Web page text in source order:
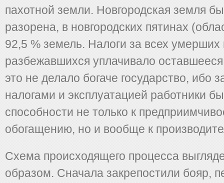
пахотной земли. Новгородская земля
разорена, в новгородских пятинах
92,5 % земель. Налоги за всех умерших
разбежавшихся уплачивало
это не делало богаче государство, ибо
налогами и эксплуатацией работники
способности не только к
обогащению, но и вообще к
Схема происходящего процесса
образом. Сначала закрепостили бояр,